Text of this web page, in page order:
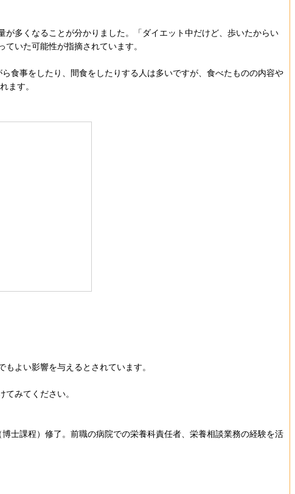
多くなることが分かりました。「ダイエット中だけど、歩いたからい
いた可能性が指摘されています。
食事をしたり、間食をしたりする人は多いですが、食べたものの内容や
ます。
よい影響を与えるとされています。
みてください。
士課程）修了。前職の病院での栄養科責任者、栄養相談業務の経験を活